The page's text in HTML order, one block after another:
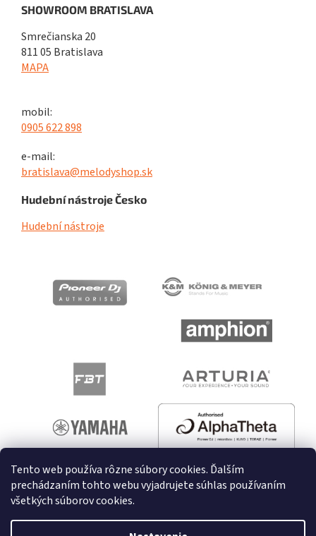
Tento web používa rôzne súbory cookies. Ďalším
prechádzaním tohto webu vyjadrujete súhlas používaním
všetkých súborov cookies.
SHOWROOM BRATISLAVA
Smrečianska 20
811 05 Bratislava
MAPA
mobil:
0905 622 898
e-mail:
bratislava@melodyshop.sk
Hudební nástroje Česko
Hudební nástroje
Vytvoril Shoptet